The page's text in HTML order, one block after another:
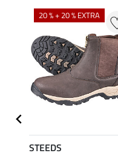
20 % + 20 % EXTRA
STEEDS